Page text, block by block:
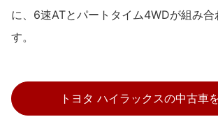
に、6速ATとパートタイム4WDが組み合
す。
トヨタ ハイラックスの中古車